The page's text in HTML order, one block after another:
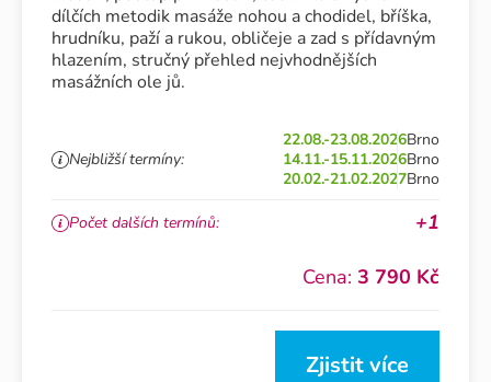
dílčích metodik masáže nohou a chodidel, bříška,
hrudníku, paží a rukou, obličeje a zad s přídavným
hlazením, stručný přehled nejvhodnějších
masážních ole jů.
Nejbližší termíny:
22.08.-23.08.2026Brno
14.11.-15.11.2026Brno
20.02.-21.02.2027Brno
Počet dalších termínů: +1
Cena: 3 790 Kč
Zjistit více